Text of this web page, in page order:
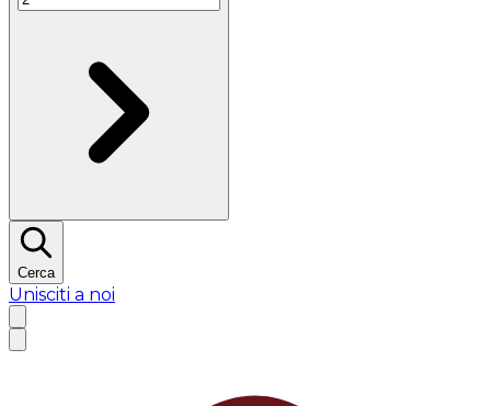
Cerca
Unisciti a noi